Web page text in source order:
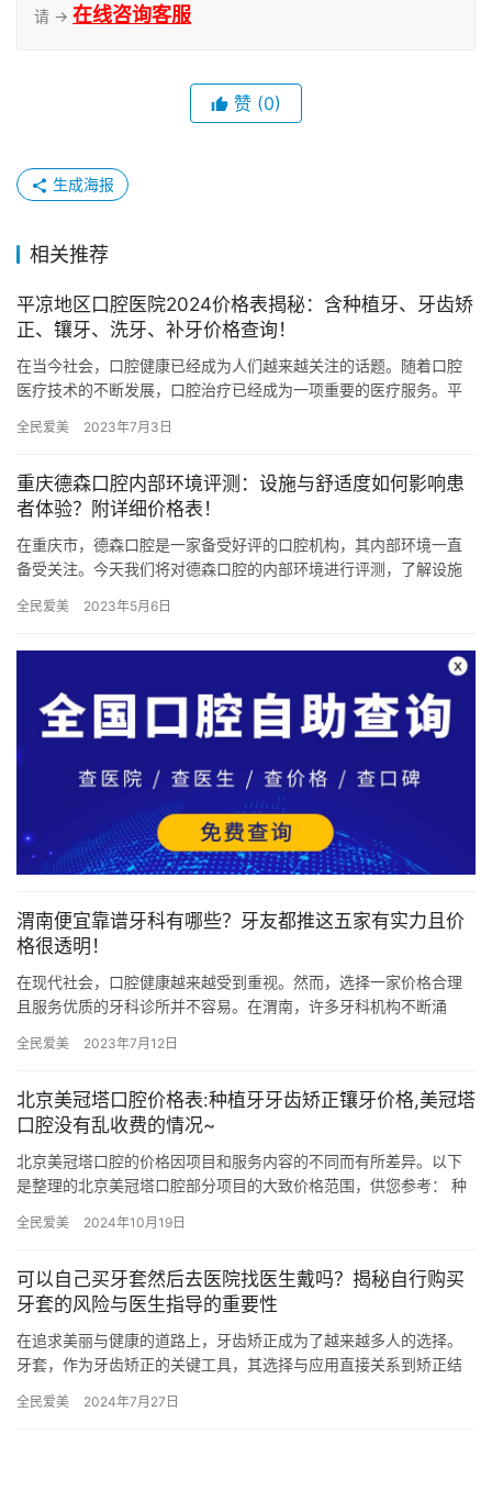
请 → 在线咨询客服
赞 (0)
生成海报
相关推荐
平凉地区口腔医院2024价格表揭秘：含种植牙、牙齿矫
正、镶牙、洗牙、补牙价格查询！
在当今社会，口腔健康已经成为人们越来越关注的话题。随着口腔
医疗技术的不断发展，口腔治疗已经成为一项重要的医疗服务。平
平，以…
全民爱美 2023年7月3日
重庆德森口腔内部环境评测：设施与舒适度如何影响患
者体验？附详细价格表！
在重庆市，德森口腔是一家备受好评的口腔机构，其内部环境一直
备受关注。今天我们将对德森口腔的内部环境进行评测，了解设施
200…
全民爱美 2023年5月6日
渭南便宜靠谱牙科有哪些？牙友都推这五家有实力且价
格很透明！
在现代社会，口腔健康越来越受到重视。然而，选择一家价格合理
且服务优质的牙科诊所并不容易。在渭南，许多牙科机构不断涌
家在渭南…
全民爱美 2023年7月12日
北京美冠塔口腔价格表:种植牙牙齿矫正镶牙价格,美冠塔
口腔没有乱收费的情况~
北京美冠塔口腔的价格因项目和服务内容的不同而有所差异。以下
是整理的北京美冠塔口腔部分项目的大致价格范围，供您参考： 种
全民爱美 2024年10月19日
可以自己买牙套然后去医院找医生戴吗？揭秘自行购买
牙套的风险与医生指导的重要性
在追求美丽与健康的道路上，牙齿矫正成为了越来越多人的选择。
牙套，作为牙齿矫正的关键工具，其选择与应用直接关系到矫正结
戴”…
全民爱美 2024年7月27日